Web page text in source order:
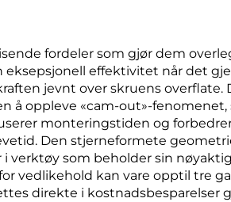
fordeler som gjør dem
eksepsjonell effektivitet når det
jevnt over skruens
å oppleve «cam-out»-
monteringstiden og
Den stjerneformete
verktøy som beholder sin
vedlikehold kan vare opptil tre
direkte i